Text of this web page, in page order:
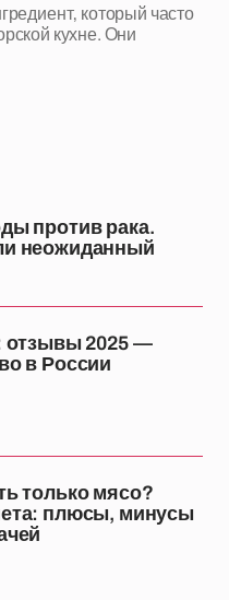
который часто
кухне. Они
против рака.
неожиданный
отзывы 2025 —
в России
только мясо?
плюсы, минусы